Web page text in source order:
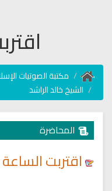
مكتبة الصوتيات
الشيخ خالد الراشد
المحاضرة
اقتربت الساعة